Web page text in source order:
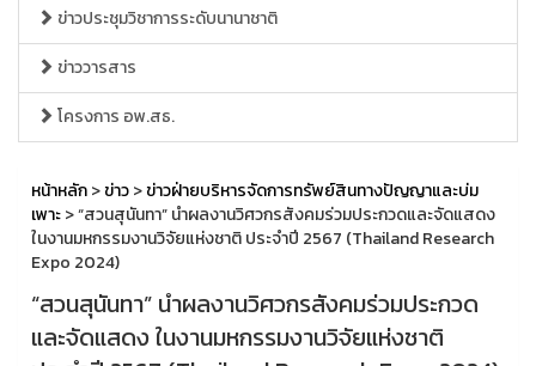
ข่าวประชุมวิชาการระดับนานาชาติ
ข่าววารสาร
โครงการ อพ.สธ.
หน้าหลัก>ข่าว>ข่าวฝ่ายบริหารจัดการทรัพย์สินทางปัญญาและบ่ม
เพาะ> “สวนสุนันทา” นำผลงานวิศวกรสังคมร่วมประกวดและจัดแสดง
ในงานมหกรรมงานวิจัยแห่งชาติ ประจำปี 2567 (Thailand Research
Expo 2024)
“สวนสุนันทา” นำผลงานวิศวกรสังคมร่วมประกวด
และจัดแสดง ในงานมหกรรมงานวิจัยแห่งชาติ